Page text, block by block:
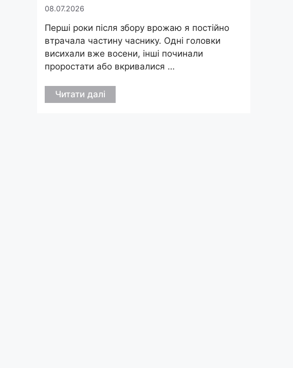
08.07.2026
Перші роки після збору врожаю я постійно
втрачала частину часнику. Одні головки
висихали вже восени, інші починали
проростати або вкривалися …
Читати далі